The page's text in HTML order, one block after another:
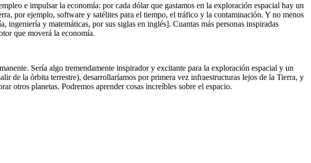
e impulsar la economía: por cada dólar que gastamos en la exploración espacial hay un
por ejemplo, software y satélites para el tiempo, el tráfico y la contaminación. Y no menos
ingeniería y matemáticas, por sus siglas en inglés]. Cuantas más personas inspiradas
que moverá la economía.
Sería algo tremendamente inspirador y excitante para la exploración espacial y un
de la órbita terrestre), desarrollaríamos por primera vez infraestructuras lejos de la Tierra, y
otros planetas. Podremos aprender cosas increíbles sobre el espacio.